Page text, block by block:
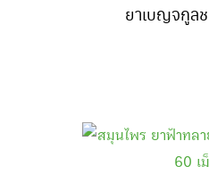
ยาเบญจกูล